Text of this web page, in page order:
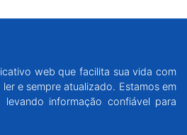
web que facilita sua vida com
e sempre atualizado. Estamos em
levando informação confiável para